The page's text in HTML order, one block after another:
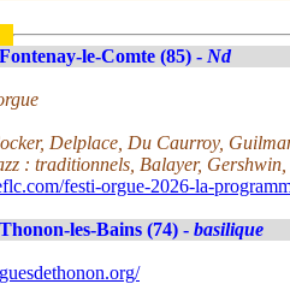
Fontenay-le-Comte (85) - Nd
Delplace, Du Caurroy,
: traditionnels, Balayer, Gershwin,
festi-orgue-2026-la-
Thonon-les-Bains (74) - basilique